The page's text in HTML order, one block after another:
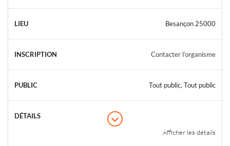
Besançon 25000
Contacter l’organisme
Tout public, Tout public
Afficher les détails